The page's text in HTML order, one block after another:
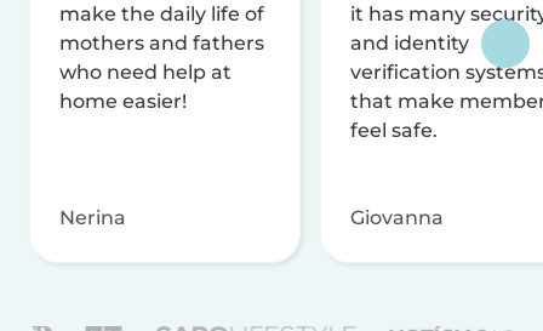
make the daily life of
mothers and fathers
who need help at
home easier!
Nerina
it has many
and identity
verification
that make
feel safe.
Giovanna